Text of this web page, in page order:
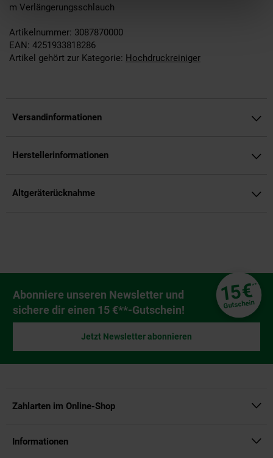
m Verlängerungsschlauch
Artikelnummer: 3087870000
EAN: 4251933818286
Artikel gehört zur Kategorie: Hochdruckreiniger
Versandinformationen
Herstellerinformationen
Altgeräterücknahme
Newsletter Anmeldung
Abonniere unseren Newsletter und
sichere dir einen 15 €**-Gutschein!
15€**
Gutschein
Jetzt Newsletter abonnieren
Zahlarten im Online-Shop
Informationen